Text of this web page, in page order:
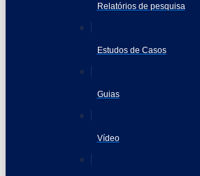
Relatórios de pesquisa
Estudos de Casos
Guias
Vídeo